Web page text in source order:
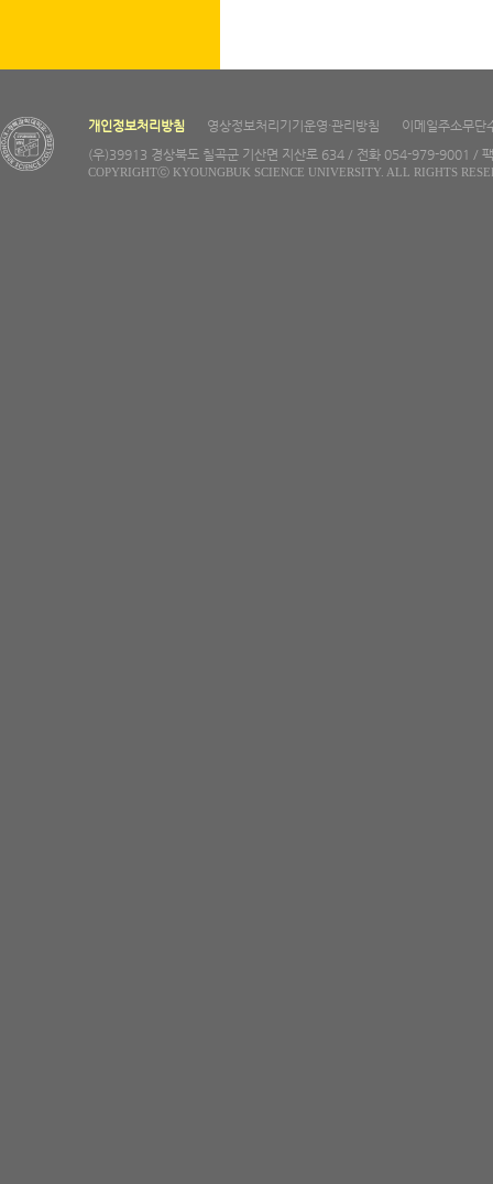
개인정보처리방침 영상정보처리기기운영·관리방침
이메일주소무단
(우)39913 경상북도 칠곡군 기산면 지산로 634 / 전화 054-979-9001 /
COPYRIGHTⓒ KYOUNGBUK SCIENCE UNIVERSITY. ALL RIGHTS